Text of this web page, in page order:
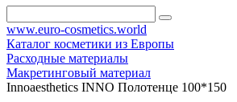
www.euro-cosmetics.world
Каталог косметики из Европы
Расходные материалы
Макретинговый материал
Innoaesthetics INNO Полотенце 100*150